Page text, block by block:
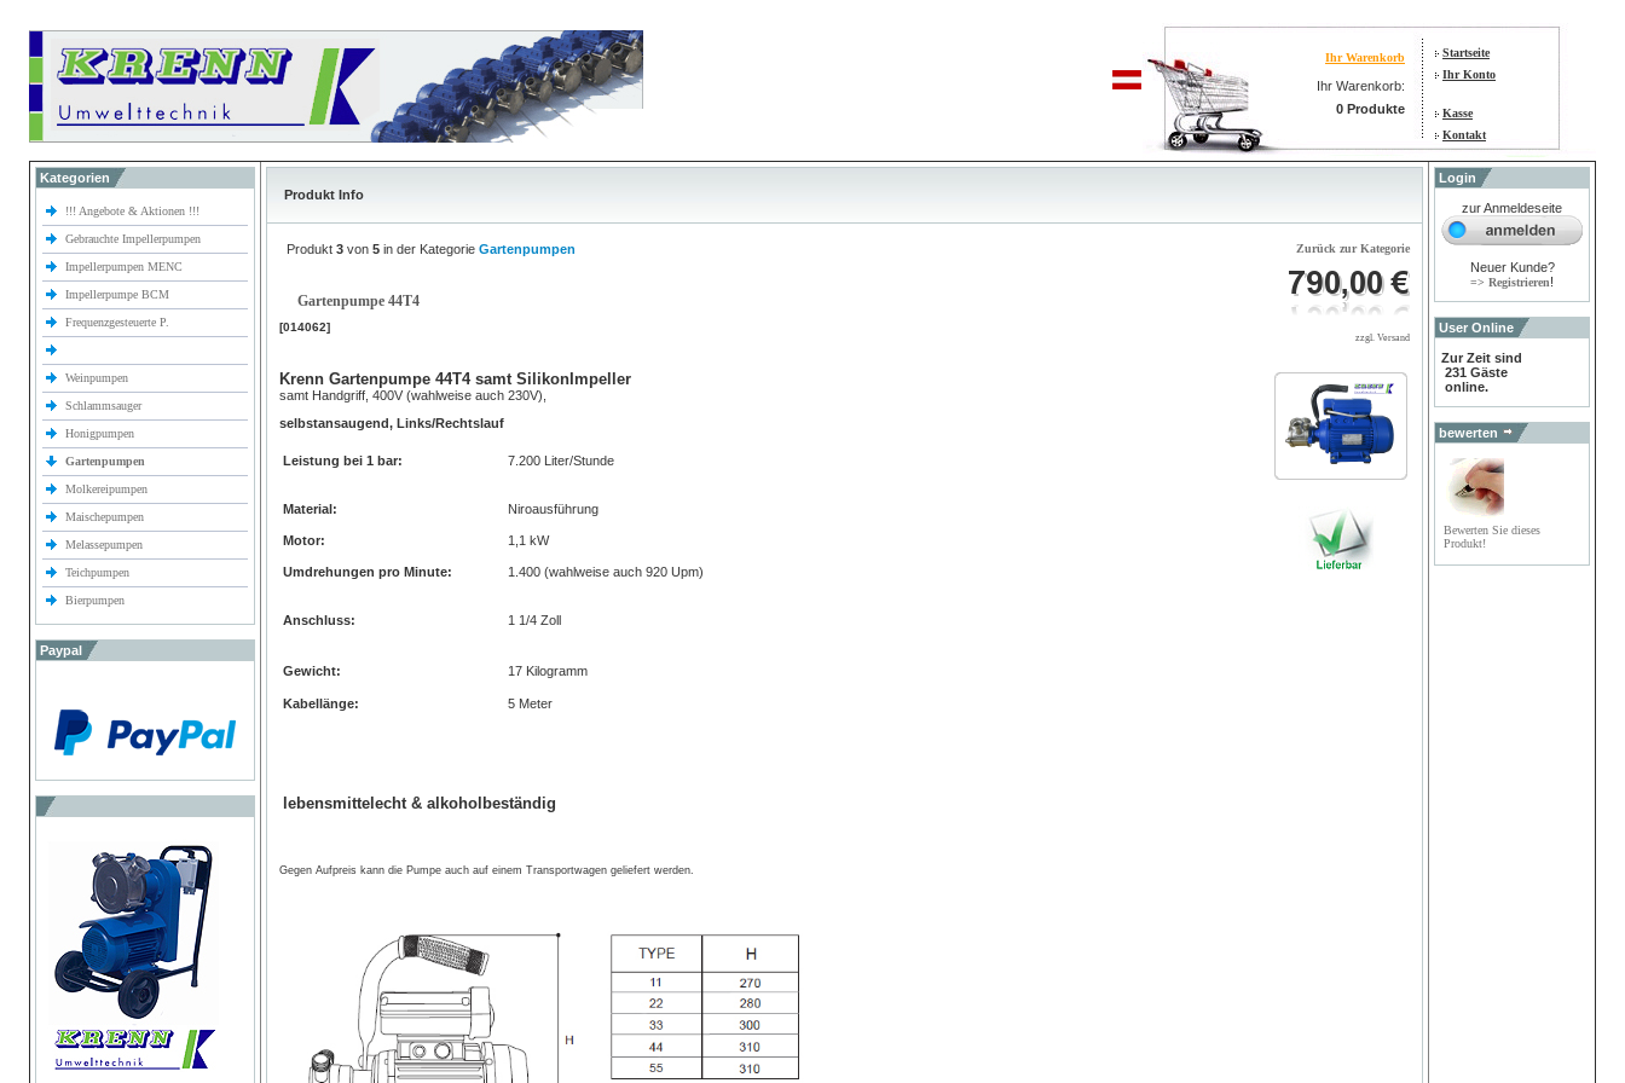
Ihr Warenkorb
Ihr Warenkorb:
0 Produkte
Startseite
Ihr Konto
Kasse
Kontakt
Kategorien
!!! Angebote & Aktionen !!!
Gebrauchte Impellerpumpen
Impellerpumpen MENC
Impellerpumpe BCM
Frequenzgesteuerte P.
Weinpumpen
Schlammsauger
Honigpumpen
Gartenpumpen
Molkereipumpen
Maischepumpen
Melassepumpen
Teichpumpen
Bierpumpen
Paypal
Produkt Info
Produkt 3 von 5 in der Kategorie Gartenpumpen Zurück zur Kategorie
Gartenpumpe 44T4
[014062]
zzgl. Versand
Krenn Gartenpumpe 44T4 samt SilikonImpeller
samt Handgriff, 400V (wahlweise auch 230V),
selbstansaugend, Links/Rechtslauf
Leistung bei 1 bar: 7.200 Liter/Stunde
Material: Niroausführung
Motor: 1,1 kW
Umdrehungen pro Minute: 1.400 (wahlweise auch 920 Upm)
Anschluss: 1 1/4 Zoll
Gewicht: 17 Kilogramm
Kabellänge: 5 Meter
lebensmittelecht & alkoholbeständig
Gegen Aufpreis kann die Pumpe auch auf einem Transportwagen geliefert werden.
Login
zur Anmeldeseite
Neuer Kunde?
=> Registrieren!
User Online
Zur Zeit sind
231 Gäste
online.
bewerten
Bewerten Sie dieses
Produkt!